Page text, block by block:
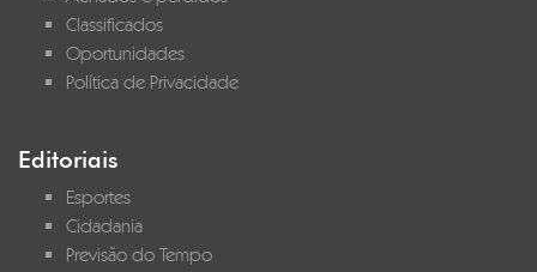
Classificados
Oportunidades
Política de Privacidade
Editoriais
Esportes
Cidadania
Previsão do Tempo